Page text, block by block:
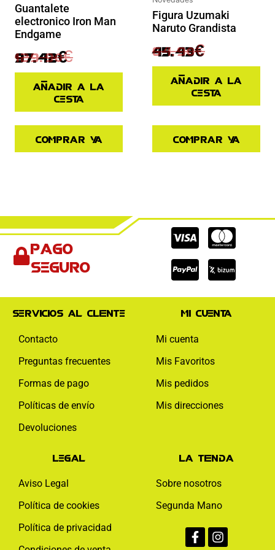
Guantalete
electronico Iron Man
Endgame
129.90€
97.42€
Añadir a la
cesta
Comprar ya
Figura Uzumaki
Naruto Grandista
64.90€
45.43€
Añadir a la
cesta
Comprar ya
Pago
seguro
Cc-
visa
Cc-
Cc-
paypal
Servicios al cliente
Contacto
Preguntas frecuentes
Formas de pago
Políticas de envío
Devoluciones
Mi cuenta
Mi cuenta
Mis Favoritos
Mis pedidos
Mis direcciones
Legal
Aviso Legal
Política de cookies
Política de privacidad
La tienda
Sobre nosotros
Segunda Mano
f